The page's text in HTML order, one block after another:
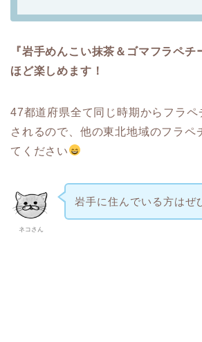
『岩手めんこい抹茶＆ゴマフラペチ
ほど楽しめます！
47都道府県全て同じ時期からフラペ
されるので、他の東北地域のフラペ
てください
ネコさん
岩手に住んでいる方はぜ